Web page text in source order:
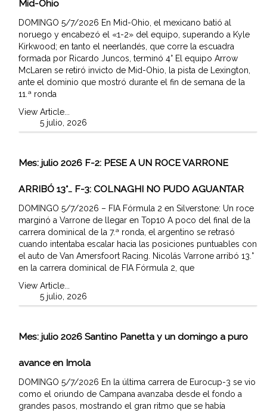
Mid-Ohio
DOMINGO 5/7/2026 En Mid-Ohio, el mexicano batió al
noruego y encabezó el «1-2» del equipo, superando a Kyle
Kirkwood; en tanto el neerlandés, que corre la escuadra
formada por Ricardo Juncos, terminó 4° El equipo Arrow
McLaren se retiró invicto de Mid-Ohio, la pista de Lexington,
ante el dominio que mostró durante el fin de semana de la
11.ª ronda
View Article...
5 julio, 2026
Mes: julio 2026 F-2: PESE A UN ROCE VARRONE
ARRIBÓ 13°… F-3: COLNAGHI NO PUDO AGUANTAR
DOMINGO 5/7/2026 – FIA Fórmula 2 en Silverstone: Un roce
marginó a Varrone de llegar en Top10 A poco del final de la
carrera dominical de la 7.ª ronda, el argentino se retrasó
cuando intentaba escalar hacia las posiciones puntuables con
el auto de Van Amersfoort Racing. Nicolás Varrone arribó 13.°
en la carrera dominical de FIA Fórmula 2, que
View Article...
5 julio, 2026
Mes: julio 2026 Santino Panetta y un domingo a puro
avance en Imola
DOMINGO 5/7/2026 En la última carrera de Eurocup-3 se vio
como el oriundo de Campana avanzaba desde el fondo a
grandes pasos, mostrando el gran ritmo que se había